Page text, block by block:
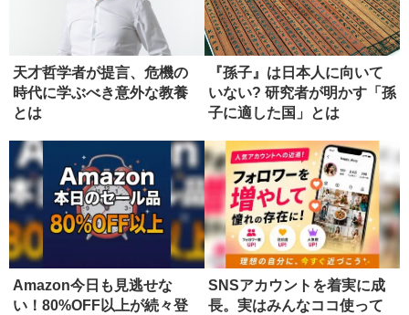
天才哲学者が提言、危機の
時代に学ぶべき意外な教養
とは
『孫子』は日本人に向いて
いない? 研究者が明かす「孫
子に適した国」とは
Amazon今日も見逃せな
い！80%OFF以上が続々登
SNSアカウントを着実に成
長。実はみんなココ使って